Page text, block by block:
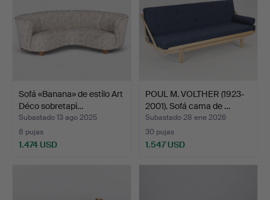
Sofá «Banana» de estilo Art
Déco sobretapi…
Subastado 13 ago 2025
8 pujas
1.474 USD
POUL M. VOLTHER (1923-
2001). Sofá cama de …
Subastado 28 ene 2026
30 pujas
1.547 USD